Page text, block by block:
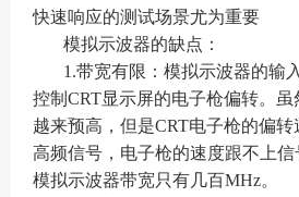
快速响应的测试场景尤为重要
模拟示波器的缺点：
1.带宽有限：模拟示波器的输
控制CRT显示屏的电子枪偏转。
越来预高，但是CRT电子枪的偏
高频信号，电子枪的速度跟不上
模拟示波器带宽只有几百MHz。